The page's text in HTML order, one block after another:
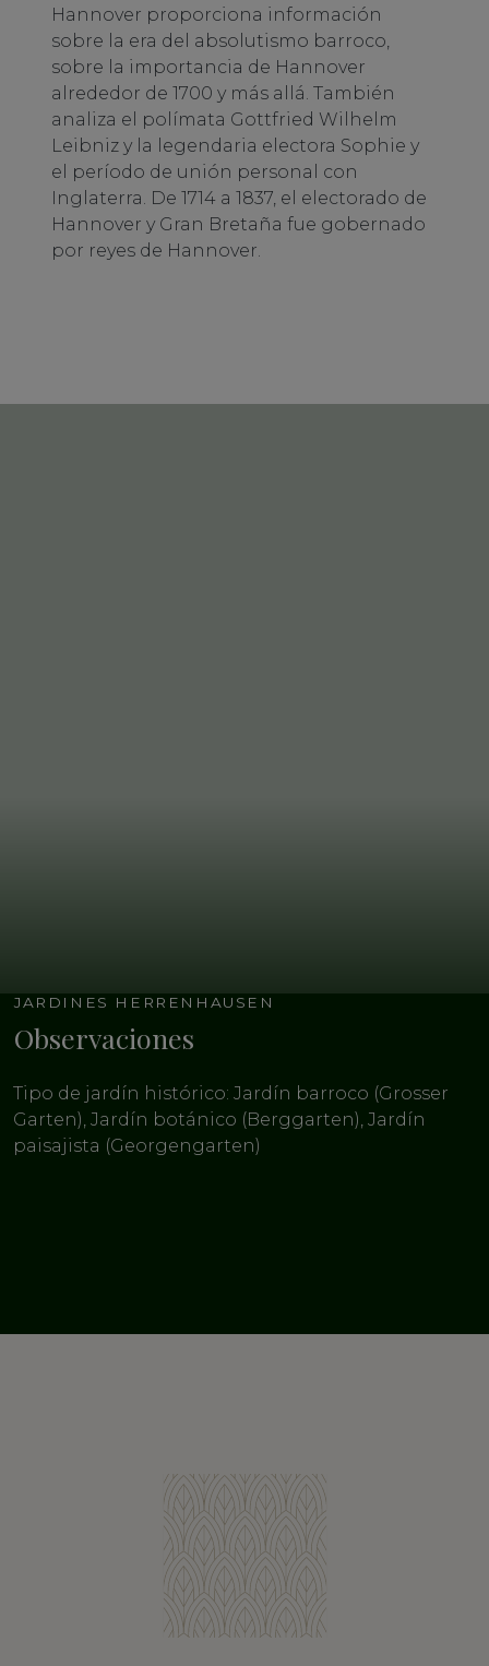
Hannover proporciona información
sobre la era del absolutismo barroco,
sobre la importancia de Hannover
alrededor de 1700 y más allá. También
analiza el polímata Gottfried Wilhelm
Leibniz y la legendaria electora Sophie y
el período de unión personal con
Inglaterra. De 1714 a 1837, el electorado de
Hannover y Gran Bretaña fue gobernado
por reyes de Hannover.
JARDINES HERRENHAUSEN
Observaciones
Tipo de jardín histórico: Jardín barroco (Grosser
Garten), Jardín botánico (Berggarten), Jardín
paisajista (Georgengarten)